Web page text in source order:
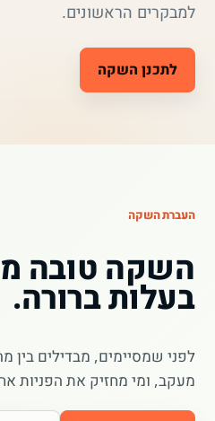
למבקרים הראשונים.
לתכנן השקה
העברת השקה
השקה טובה
בעלות ברורה.
לפני שמסיימים, מבדילים בין
מעקב, ומי מחזיק את הפניות